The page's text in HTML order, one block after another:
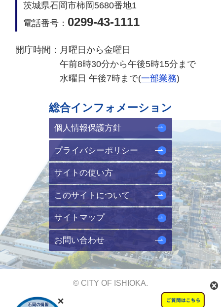
茨城県石岡市柿岡5680番地1
電話番号： 0299-43-1111
開庁時間： 月曜日から金曜日
午前8時30分から午後5時15分まで
水曜日 午後7時まで(一部業務)
総合インフォメーション
個人情報保護方針
プライバシーポリシー
サイトの使い方
このサイトについて
サイトマップ
お問い合わせ
© CITY OF ISHIOKA.